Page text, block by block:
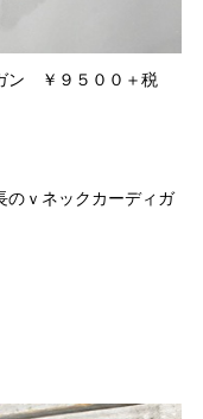
ン ￥９５００＋税
のｖネックカーディガ